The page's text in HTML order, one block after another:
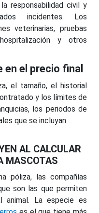
responsabilidad civil y
incidentes. Los
veterinarias, pruebas
y otros
en el precio final
el tamaño, el historial
y los límites de
los periodos de
que se incluyan.
AL CALCULAR
MASCOTAS
póliza, las compañías
son las que permiten
animal. La especie es